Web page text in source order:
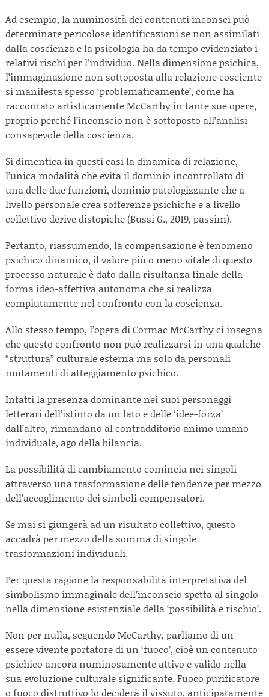
Ad esempio, la numinosità dei contenuti inconsci può
determinare pericolose identificazioni se non assimilati
dalla coscienza e la psicologia ha da tempo evidenziato i
relativi rischi per l’individuo. Nella dimensione psichica,
l’immaginazione non sottoposta alla relazione cosciente
si manifesta spesso ‘problematicamente’, come ha
raccontato artisticamente McCarthy in tante sue opere,
proprio perché l’inconscio non è sottoposto all’analisi
consapevole della coscienza.
Si dimentica in questi casi la dinamica di relazione,
l’unica modalità che evita il dominio incontrollato di
una delle due funzioni, dominio patologizzante che a
livello personale crea sofferenze psichiche e a livello
collettivo derive distopiche (Bussi G., 2019, passim).
Pertanto, riassumendo, la compensazione è fenomeno
psichico dinamico, il valore più o meno vitale di questo
processo naturale è dato dalla risultanza finale della
forma ideo-affettiva autonoma che si realizza
compiutamente nel confronto con la coscienza.
Allo stesso tempo, l’opera di Cormac McCarthy ci insegna
che questo confronto non può realizzarsi in una qualche
“struttura” culturale esterna ma solo da personali
mutamenti di atteggiamento psichico.
Infatti la presenza dominante nei suoi personaggi
letterari dell’istinto da un lato e delle ‘idee-forza’
dall’altro, rimandano al contradditorio animo umano
individuale, ago della bilancia.
La possibilità di cambiamento comincia nei singoli
attraverso una trasformazione delle tendenze per mezzo
dell’accoglimento dei simboli compensatori.
Se mai si giungerà ad un risultato collettivo, questo
accadrà per mezzo della somma di singole
trasformazioni individuali.
Per questa ragione la responsabilità interpretativa del
simbolismo immaginale dell’inconscio spetta al singolo
nella dimensione esistenziale della ‘possibilità e rischio’.
Non per nulla, seguendo McCarthy, parliamo di un
essere vivente portatore di un ‘fuoco’, cioè un contenuto
psichico ancora numinosamente attivo e valido nella
sua evoluzione culturale significante. Fuoco purificatore
o fuoco distruttivo lo deciderà il vissuto, anticipatamente